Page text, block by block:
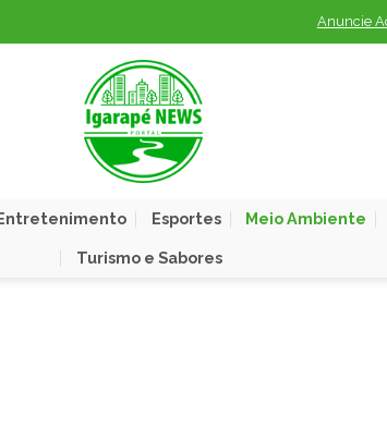
Anuncie
Esportes Meio Ambiente
Turismo e Sabores